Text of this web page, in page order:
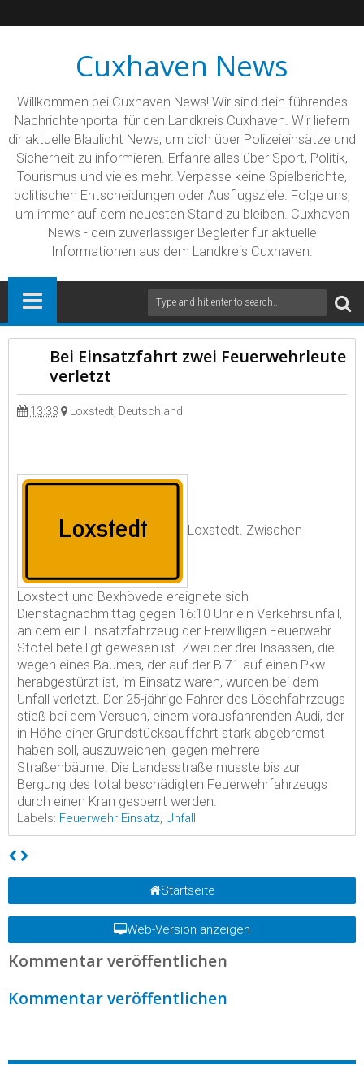
Cuxhaven News
Willkommen bei Cuxhaven News! Wir sind dein führendes
Nachrichtenportal für den Landkreis Cuxhaven. Wir liefern
dir aktuelle Blaulicht News, um dich über Polizeieinsätze und
Sicherheit zu informieren. Erfahre alles über Sport, Politik,
Tourismus und vieles mehr. Verpasse keine Spielberichte,
politischen Entscheidungen oder Ausflugsziele. Folge uns,
um immer auf dem neuesten Stand zu bleiben. Cuxhaven
News - dein zuverlässiger Begleiter für aktuelle
Informationen aus dem Landkreis Cuxhaven.
Bei Einsatzfahrt zwei Feuerwehrleute
verletzt
13:33 Loxstedt, Deutschland
Loxstedt. Zwischen
Loxstedt und Bexhövede ereignete sich
Dienstagnachmittag gegen 16:10 Uhr ein Verkehrsunfall,
an dem ein Einsatzfahrzeug der Freiwilligen Feuerwehr
Stotel beteiligt gewesen ist. Zwei der drei Insassen, die
wegen eines Baumes, der auf der B 71 auf einen Pkw
herabgestürzt ist, im Einsatz waren, wurden bei dem
Unfall verletzt. Der 25-jährige Fahrer des Löschfahrzeugs
stieß bei dem Versuch, einem vorausfahrenden Audi, der
in Höhe einer Grundstücksauffahrt stark abgebremst
haben soll, auszuweichen, gegen mehrere
Straßenbäume. Die Landesstraße musste bis zur
Bergung des total beschädigten Feuerwehrfahrzeugs
durch einen Kran gesperrt werden.
Labels: Feuerwehr Einsatz Unfall
Startseite
Web-Version anzeigen
Kommentar veröffentlichen
Kommentar veröffentlichen